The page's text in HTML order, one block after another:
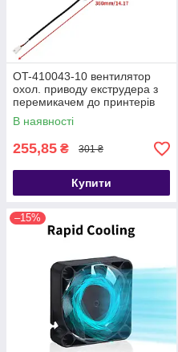
OT-410043-10 вентилятор
охол. приводу екструдера з
перемикачем до принтерів
Bambu Lab A1, A1 mini
В наявності
255,85 ₴ 301 ₴
Купити
–15%